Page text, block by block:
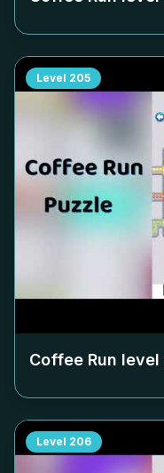
Level 205
Coffee Run level
Level 206